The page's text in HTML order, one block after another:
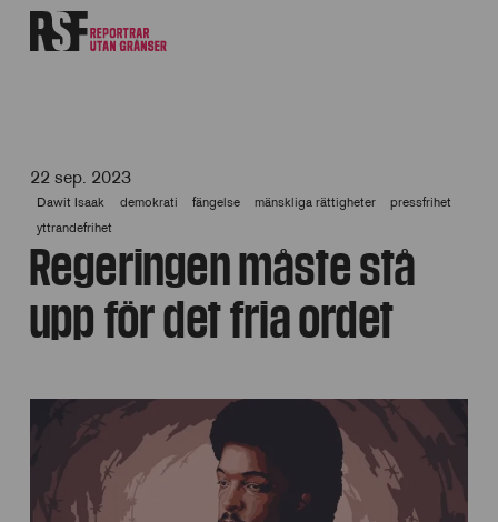
22 sep. 2023
Dawit Isaak demokrati fängelse mänskliga rättigheter
pressfrihet
yttrandefrihet
Regeringen måste stå
upp för det fria ordet